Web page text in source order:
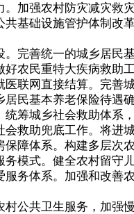
。加强农村防灾减灾救
共基础设施管护体制改
。完善统一的城乡居民
好农民重特大疾病救助
医联网直接结算。完善
居民基本养老保险待遇
统筹城乡社会救助体系
会救助兜底工作。将进
保障体系。构建多层次
务模式。健全农村留守
服务体系。加强和改善
村公共卫生服务，加强